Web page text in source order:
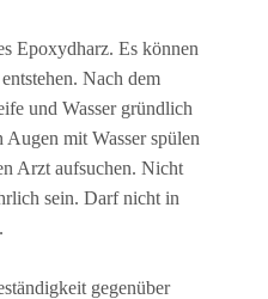
Epoxydharz. Es können
Nach dem
und Wasser gründlich
mit Wasser spülen
Arzt aufsuchen. Nicht
sein. Darf nicht in
gegenüber